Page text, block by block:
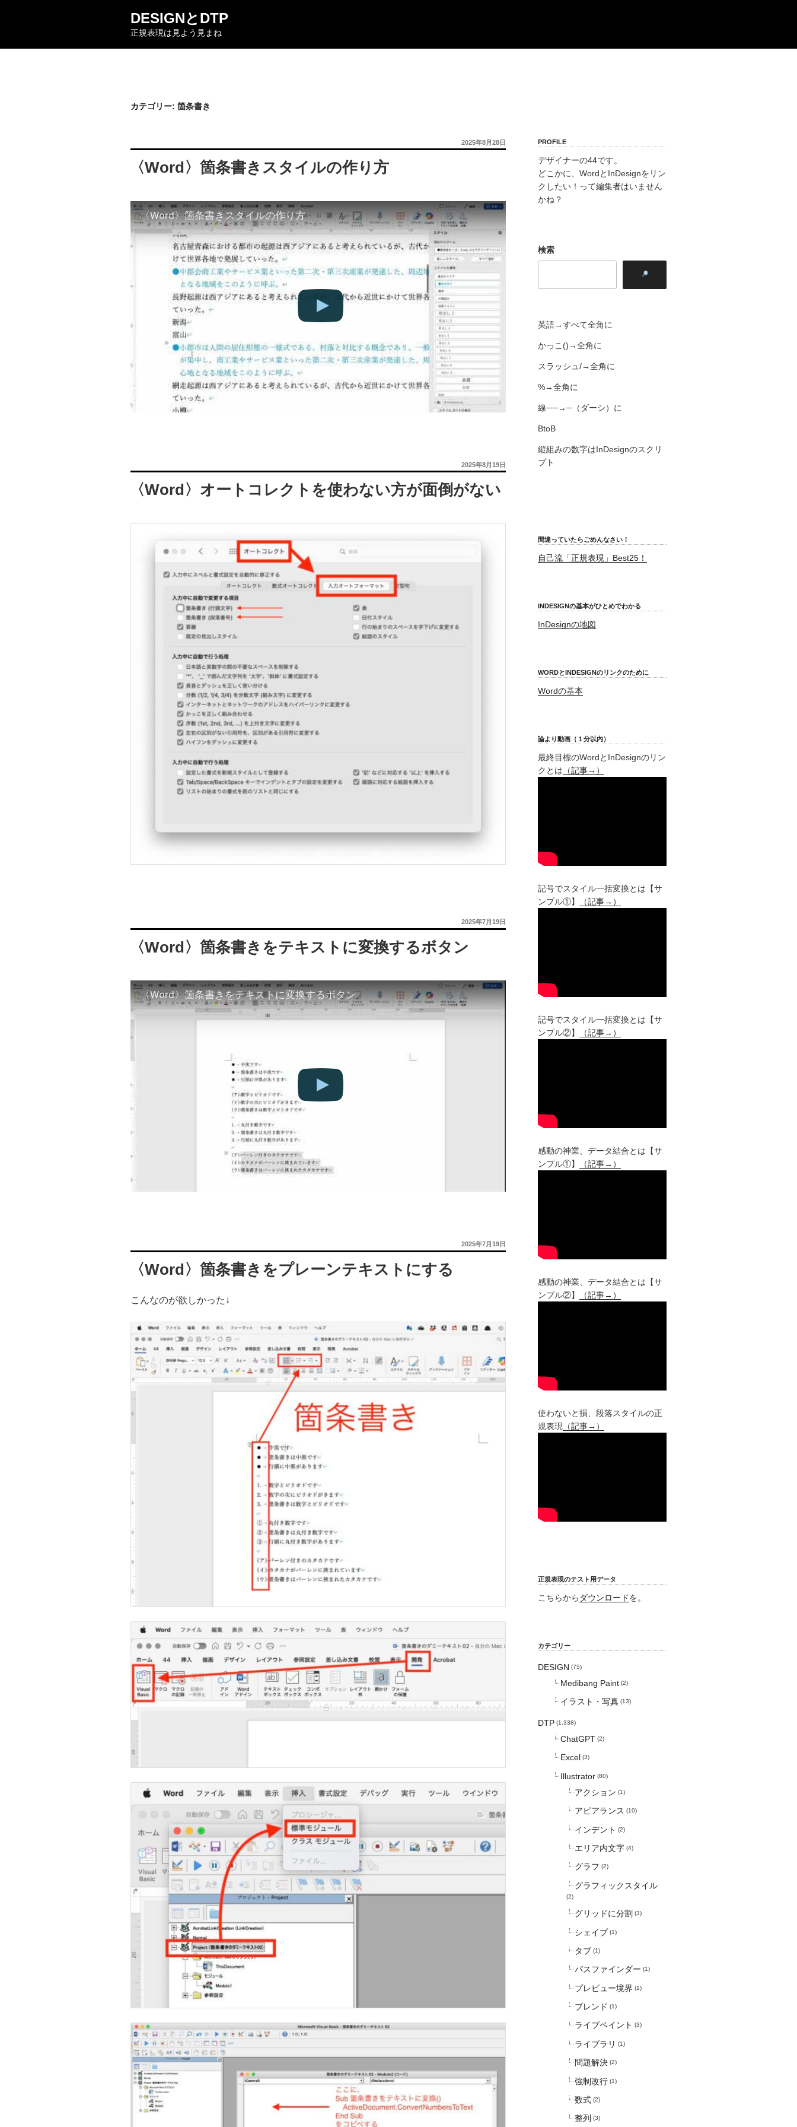
ン
DESIGNとDTP
正規表現は見よう見まね
カテゴリー: 箇条書き
投
稿
2025年8月28日
〈Word〉箇条書きスタイルの作り方
〈Word〉箇条書きスタイルの作り方
投
稿
日:
2025年8月19日
〈Word〉オートコレクトを使わない方が面倒がない
投
稿
2025年7月19日
〈Word〉箇条書きをテキストに変換するボタン
〈Word〉箇条書きをテキストに変換するボタン
投
稿
2025年7月19日
〈Word〉箇条書きをプレーンテキストにする
こんなのが欲しかった↓
PROFILE
デザイナーの44です。
どこかに、WordとInDesignをリン
クしたい！って編集者はいません
かね？
検索
英語→すべて全角に
かっこ()→全角に
スラッシュ/→全角に
%→全角に
線──→─（ダーシ）に
BtoB
縦組みの数字はInDesignのスクリ
プト
間違っていたらごめんなさい！
自己流「正規表現」Best25！
INDESIGNの基本がひとめでわかる
InDesignの地図
WORDとINDESIGNのリンクのために
Wordの基本
論より動画（１分以内）
最終目標のWordとInDesignのリン
クとは （記事→）
記号でスタイル一括変換とは【サ
ンプル①】
（記事→）
記号でスタイル一括変換とは【サ
ンプル②】
（記事→）
感動の神業、データ結合とは【サ
ンプル①】
（記事→）
感動の神業、データ結合とは【サ
ンプル②】
（記事→）
使わないと損、段落スタイルの正
規表現
（記事→）
正規表現のテスト用データ
こちらから ダウンロードを。
カテゴリー
DESIGN (75)
Medibang Paint (2)
イラスト・写真 (13)
DTP (1,338)
ChatGPT (2)
Excel (3)
Illustrator (80)
アクション (1)
アピアランス (10)
インデント (2)
エリア内文字 (4)
グラフ (2)
グラフィックスタイル
(2)
グリッドに分割 (3)
シェイプ(1)
タブ (1)
パスファインダー (1)
プレビュー境界 (1)
ブレンド (1)
ライブペイント (3)
ライブラリ (1)
問題解決 (2)
強制改行 (1)
数式 (2)
整列 (3)